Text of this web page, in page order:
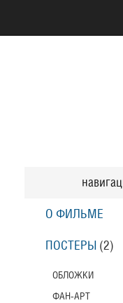
О ФИЛЬМЕ
ПОСТЕРЫ (2)
ОБЛОЖКИ
ФАН-АРТ